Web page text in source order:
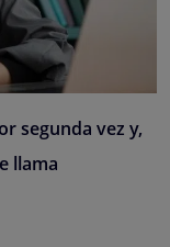
segunda vez y,
llama